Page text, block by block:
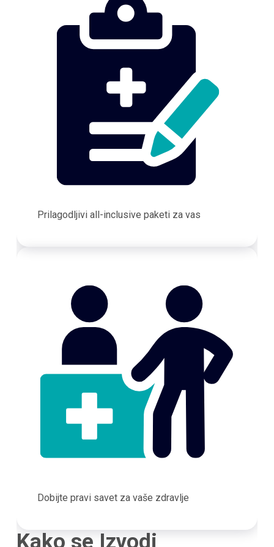
Prilagodljivi all-inclusive paketi za vas
Dobijte pravi savet za vaše zdravlje
Kako se Izvodi